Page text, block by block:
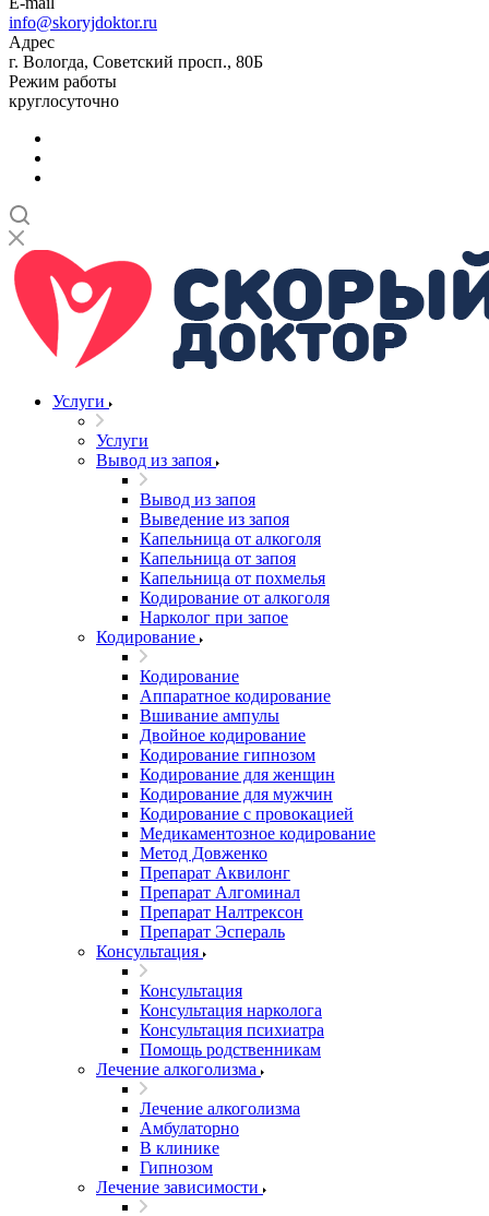
info@skoryjdoktor.ru
Адрес
г. Вологда, Советский просп., 80Б
Режим работы
круглосуточно
Услуги
Услуги
Вывод из запоя
Вывод из запоя
Выведение из запоя
Капельница от алкоголя
Капельница от запоя
Капельница от похмелья
Кодирование от алкоголя
Нарколог при запое
Кодирование
Кодирование
Аппаратное кодирование
Вшивание ампулы
Двойное кодирование
Кодирование гипнозом
Кодирование для женщин
Кодирование для мужчин
Кодирование с провокацией
Медикаментозное кодирование
Метод Довженко
Препарат Аквилонг
Препарат Алгоминал
Препарат Налтрексон
Препарат Эспераль
Консультация
Консультация
Консультация нарколога
Консультация психиатра
Помощь родственникам
Лечение алкоголизма
Лечение алкоголизма
Амбулаторно
В клинике
Гипнозом
Лечение зависимости